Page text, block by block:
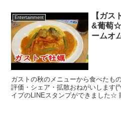
Entertainment
【ガス
&葡萄☆
ームオ
ガストの秋のメニューから食べたも
評価・シェア・拡散おねがいします
イプのLINEスタンプができました☆